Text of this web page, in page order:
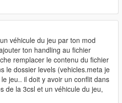
véhicule du jeu par ton mod
ton handling au fichier
remplacer le contenu du fichier
le dossier levels (vehicles.meta je
jeu.. il doit y avoir un conflit dans
de la 3csl et un véhicule du jeu,